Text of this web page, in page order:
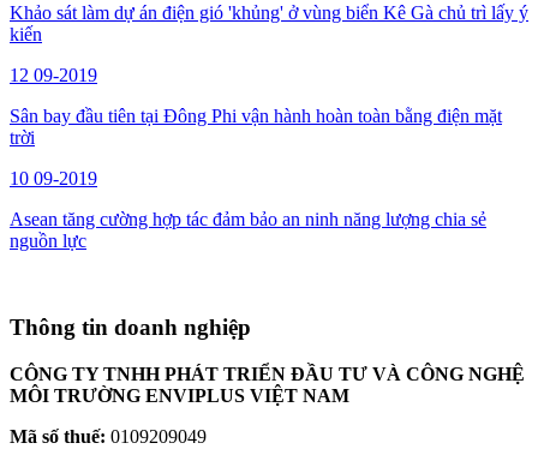
Khảo sát làm dự án điện gió 'khủng' ở vùng biển Kê Gà chủ trì lấy ý
kiến
12 09-2019
Sân bay đầu tiên tại Đông Phi vận hành hoàn toàn bằng điện mặt
trời
10 09-2019
Asean tăng cường hợp tác đảm bảo an ninh năng lượng chia sẻ
nguồn lực
Thông tin doanh nghiệp
CÔNG TY TNHH PHÁT TRIỂN ĐẦU TƯ VÀ CÔNG NGHỆ
MÔI TRƯỜNG ENVIPLUS VIỆT NAM
Mã số thuế: 0109209049